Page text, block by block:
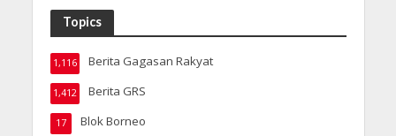
Topics
Berita Gagasan Rakyat
1,116
Berita GRS
1,412
Blok Borneo
17